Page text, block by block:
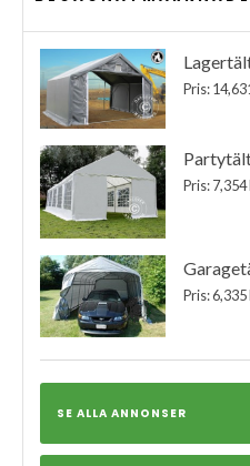
Pris:
Pris: 7,354
Pris: 6,335
SE ALLA ANNONSER